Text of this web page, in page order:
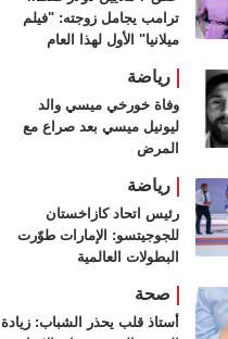
ترامب يجامل زوجته: "فيلم
ميلانيا" الأول لهذا العام
رياضة
وفاة خورخي ميسي والد
ليونيل ميسي بعد صراع مع
المرض
رياضة
رئيس اتحاد كازاخستان
للجوجيتسو: الإمارات طوّرت
البطولات العالمية
صحة
أستاذ قلب يحذر الشباب: زيادة